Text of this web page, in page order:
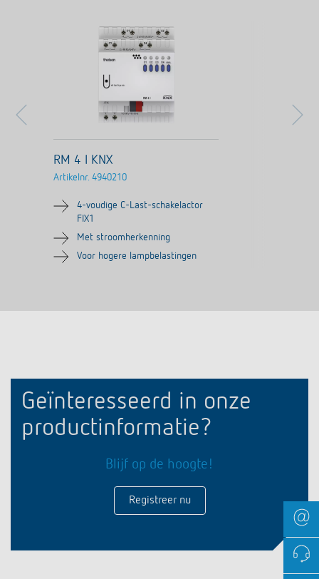
RM 4 I KNX
Artikelnr. 4940210
4-voudige C-Last-schakelactor
FIX1
Met stroomherkenning
Voor hogere lampbelastingen
Geïnteresseerd in onze
productinformatie?
Blijf op de hoogte!
Registreer nu